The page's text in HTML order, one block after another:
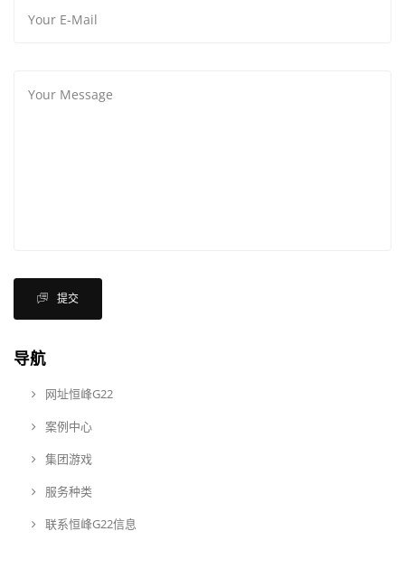
提交
导航
网址恒峰G22
案例中心
集团游戏
服务种类
联系恒峰G22信息